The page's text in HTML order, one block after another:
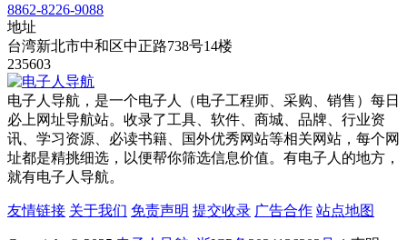
8862-8226-9088
地址
台湾新北市中和区中正路738号14楼
235603
电子人导航，是一个电子人（电子工程师、采购、销售）每日
必上网址导航站。收录了工具、软件、商城、品牌、行业资
讯、学习资源、必读书籍、国外优秀网站等相关网站，每个网
址都是精挑细选，以便帮你筛选信息价值。有电子人的地方，
就有电子人导航。
友情链接 关于我们 免责声明 提交收录 广告合作 站点地图